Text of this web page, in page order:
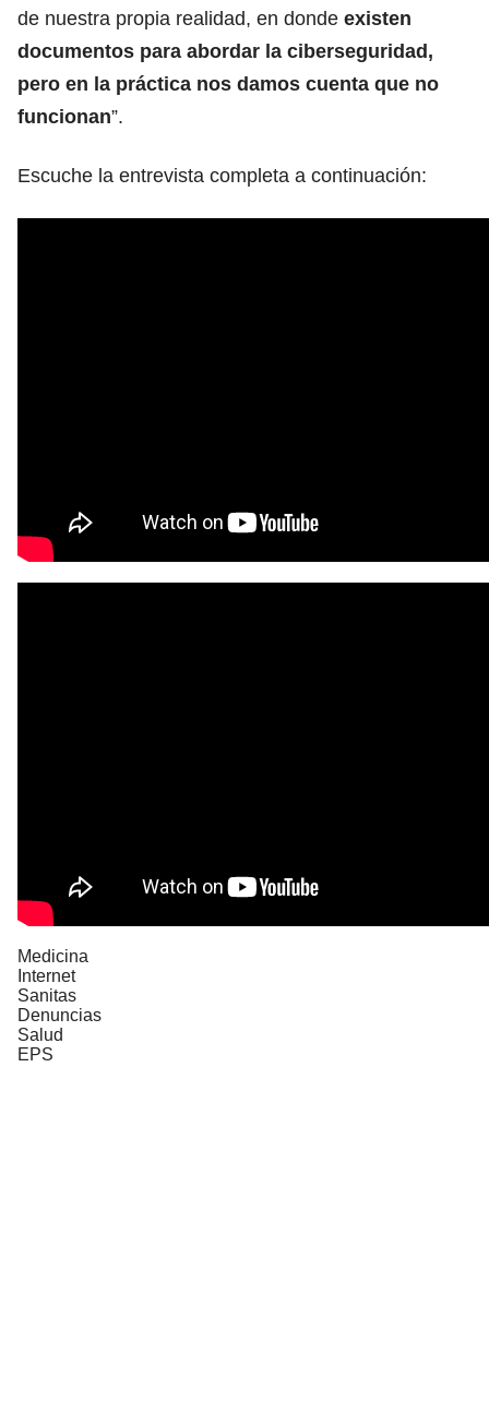
de nuestra propia realidad, en donde existen
documentos para abordar la ciberseguridad,
pero en la práctica nos damos cuenta que no
funcionan”.
Escuche la entrevista completa a continuación:
Medicina
Internet
Sanitas
Denuncias
Salud
EPS